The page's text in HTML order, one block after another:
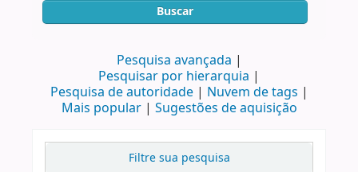
Buscar
Pesquisa avançada
Pesquisar por hierarquia
Pesquisa de autoridade
Nuvem de tags
Mais popular
Sugestões de aquisição
Filtre sua pesquisa